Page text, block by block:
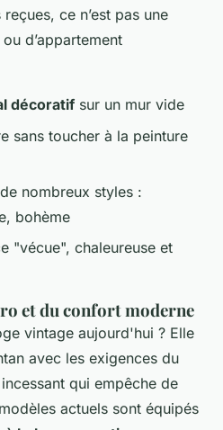
ce n’est pas une
d’appartement
décoratif sur un mur vide
sans toucher à la peinture
nombreux styles :
bohème
"vécue", chaleureuse et
et du confort moderne
vintage aujourd'hui ? Elle
avec les exigences du
qui empêche de
actuels sont équipés